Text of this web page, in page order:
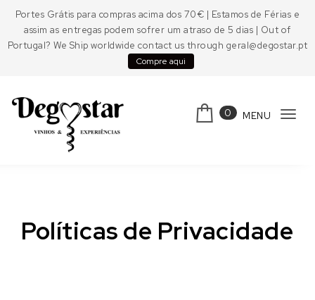
Portes Grátis para compras acima dos 70€ | Estamos de Férias e
assim as entregas podem sofrer um atraso de 5 dias | Out of
Portugal? We Ship worldwide contact us through geral@degostar.pt
Compre aqui
0 MENU
Políticas de Privacidade